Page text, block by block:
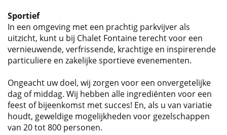
Sportief
In een omgeving met een prachtig parkvijver als
uitzicht, kunt u bij Chalet Fontaine terecht voor een
vernieuwende, verfrissende, krachtige en inspirerende
particuliere en zakelijke sportieve evenementen.
Ongeacht uw doel, wij zorgen voor een onvergetelijke
dag of middag. Wij hebben alle ingrediënten voor een
feest of bijeenkomst met succes! En, als u van variatie
houdt, geweldige mogelijkheden voor gezelschappen
van 20 tot 800 personen.